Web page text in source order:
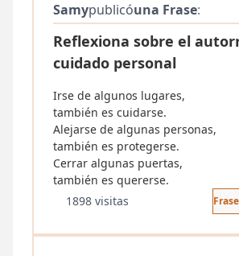
Samypublicóuna Frase:
Reflexiona sobre el
cuidado personal
Irse de algunos lugares,
también es cuidarse.
Alejarse de algunas personas,
también es protegerse.
Cerrar algunas puertas,
también es quererse.
1898 visitas